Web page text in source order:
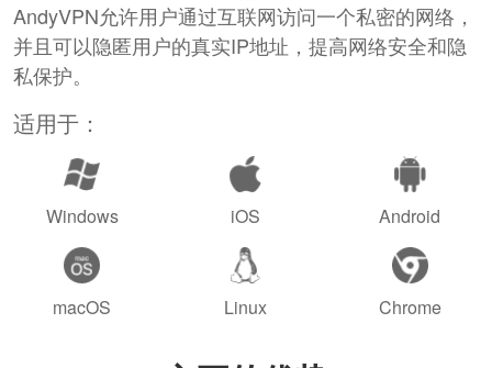
AndyVPN允许用户通过互联网访问一个私密的网络，
并且可以隐匿用户的真实IP地址，提高网络安全和隐
私保护。
适用于：
Windows iOS Android
macOS Linux Chrome